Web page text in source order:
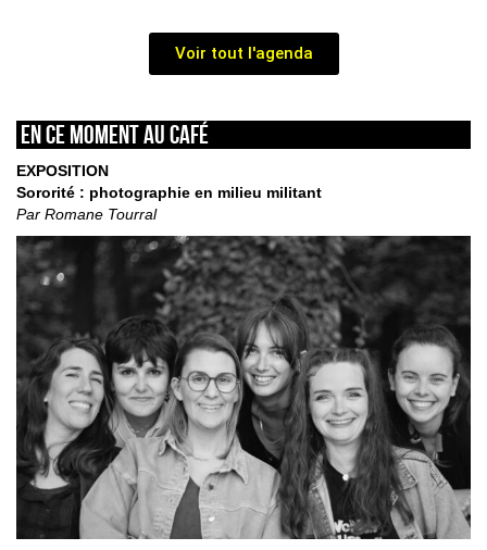
Voir tout l'agenda
En ce moment au café
EXPOSITION
Sororité : photographie en milieu militant
Par Romane Tourral